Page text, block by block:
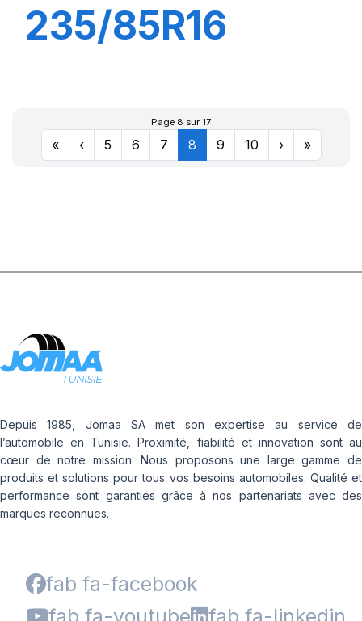
235/85R16
ADVENTURO
A/T2
Page 8 sur 17
« ‹ 5 6 7 8 9 10 › »
Depuis 1985, Jomaa SA met son expertise au service de
l’automobile en Tunisie. Proximité, fiabilité et innovation sont au
cœur de notre mission. Nous proposons une large gamme de
produits et solutions pour tous vos besoins automobiles. Qualité et
performance sont garanties grâce à nos partenariats avec des
marques reconnues.
fab fa-facebook
fab fa-youtube
fab fa-linkedin